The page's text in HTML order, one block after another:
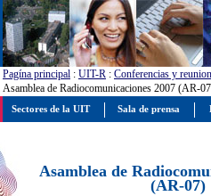
Pagína principal : UIT-R : Conferencias y
Asamblea de Radiocomunicaciones 2007 (AR-
Asamblea de
(AR-07)
Sectores de la UIT Sala de prensa